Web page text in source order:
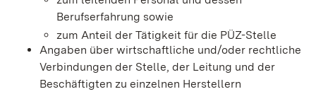
Berufserfahrung sowie
zum Anteil der Tätigkeit für die PÜZ-Stelle
Angaben über wirtschaftliche und/oder rechtliche
Verbindungen der Stelle, der Leitung und der
Beschäftigten zu einzelnen Herstellern